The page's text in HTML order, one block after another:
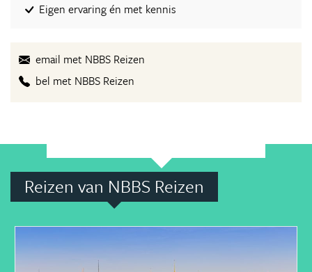
Eigen ervaring én met kennis
email met NBBS Reizen
bel met NBBS Reizen
Reizen van NBBS Reizen